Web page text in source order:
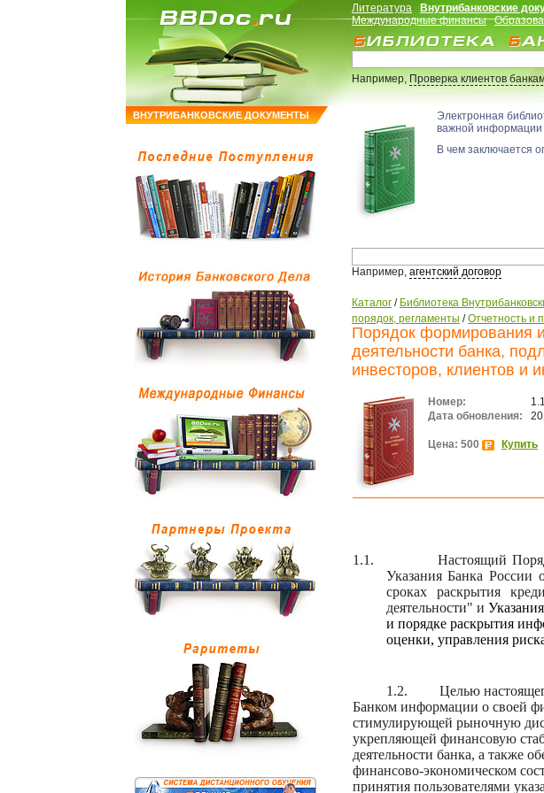
ВНУТРИБАНКОВСКИЕ ДОКУМЕНТЫ
Литература Внутрибанковские
Международные финансы
Например,Проверка клиентов
Электронная
важной информации
В чем заключается
Например, агентский договор
Каталог / Библиотека
порядок, регламенты /Отчетность и
Порядок формирования
деятельности банка,
инвесторов, клиентов и
Номер:
Дата обновления:
Цена: 500 Купить
1.1. Настоящий
Указания Банка России
сроках раскрытия
деятельности" иУказания
и порядке раскрытия
оценки, управления
1.2. Целью
Банком информации о своей
стимулирующей рыночную
укрепляющей финансовую
деятельности банка, а также
финансово-экономическом
принятия пользователями